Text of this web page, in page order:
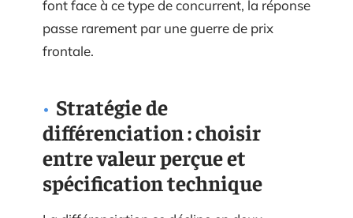
font face à ce type de concurrent, la réponse
passe rarement par une guerre de prix
frontale.
Stratégie de
différenciation : choisir
entre valeur perçue et
spécification technique